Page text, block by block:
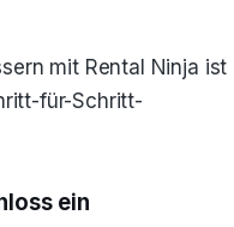
mit Rental Ninja ist
für-Schritt-
ein